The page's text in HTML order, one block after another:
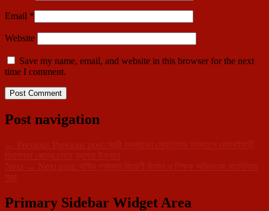
Email *
Website
Save my name, email, and website in this browser for the next
time I comment.
Post navigation
← Previous Previous post:
মন্ত্রী শুক্লাচরন নোয়াতিয়ার উদ্দ্যোগে জোলাইবাড়ী
বিধানসভা কেন্দ্রে চলছে ব্যাপক উন্নয়ন
Next → Next post:
বার্ষিক পূরষ্কার বিতরণী উৎসব ও শিক্ষক অভিভাবক মতবিনিময়
সভা
Primary Sidebar Widget Area